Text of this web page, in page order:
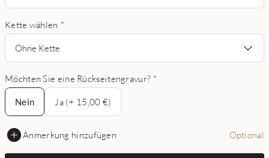
Kette wählen *
Ohne Kette
Möchten Sie eine Rückseitengravur? *
Nein
Nein
Ja (+ 15,00 €)
Anmerkung hinzufügen Optional